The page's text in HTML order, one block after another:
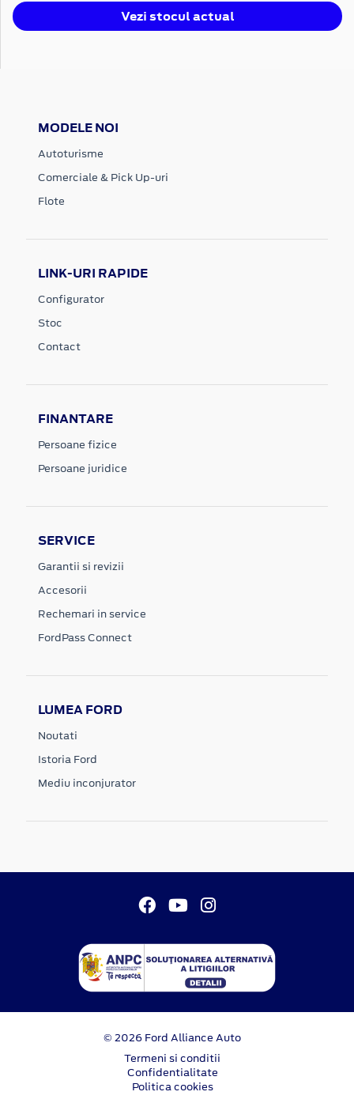
Vezi stocul actual
MODELE NOI
Autoturisme
Comerciale & Pick Up-uri
Flote
LINK-URI RAPIDE
Configurator
Stoc
Contact
FINANTARE
Persoane fizice
Persoane juridice
SERVICE
Garantii si revizii
Accesorii
Rechemari in service
FordPass Connect
LUMEA FORD
Noutati
Istoria Ford
Mediu inconjurator
© 2026 Ford Alliance Auto
Termeni si conditii
Confidentialitate
Politica cookies